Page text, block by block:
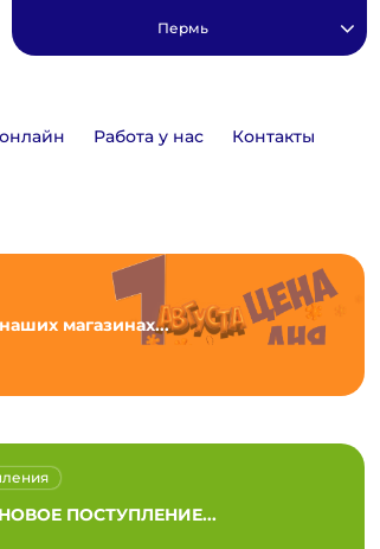
Пермь
Работа у нас Контакты
магазинах...
ПОСТУПЛЕНИЕ...